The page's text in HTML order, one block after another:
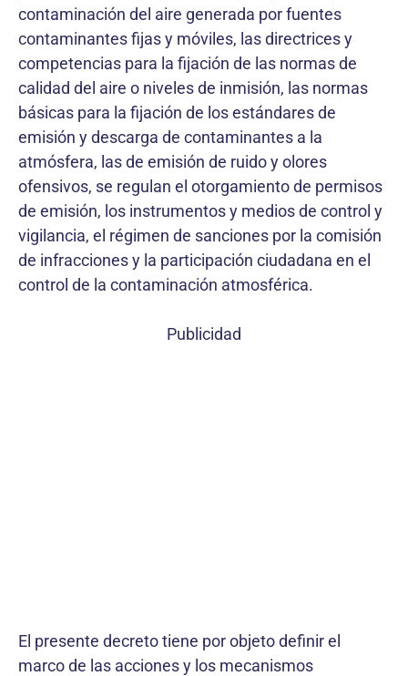
contaminación del aire generada por fuentes
contaminantes fijas y móviles, las directrices y
competencias para la fijación de las normas de
calidad del aire o niveles de inmisión, las normas
básicas para la fijación de los estándares de
emisión y descarga de contaminantes a la
atmósfera, las de emisión de ruido y olores
ofensivos, se regulan el otorgamiento de permisos
de emisión, los instrumentos y medios de control y
vigilancia, el régimen de sanciones por la comisión
de infracciones y la participación ciudadana en el
control de la contaminación atmosférica.
Publicidad
El presente decreto tiene por objeto definir el
marco de las acciones y los mecanismos